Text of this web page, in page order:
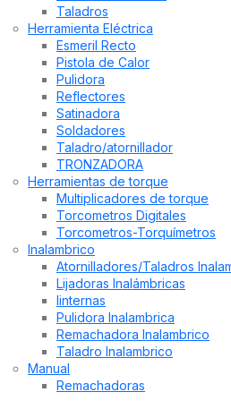
Taladros
Herramienta Eléctrica
Esmeril Recto
Pistola de Calor
Pulidora
Reflectores
Satinadora
Soldadores
Taladro/atornillador
TRONZADORA
Herramientas de torque
Multiplicadores de torque
Torcometros Digitales
Torcometros-Torquímetros
Inalambrico
Atornilladores/Taladros
Lijadoras Inalámbricas
linternas
Pulidora Inalambrica
Remachadora Inalambrico
Taladro Inalambrico
Manual
Remachadoras